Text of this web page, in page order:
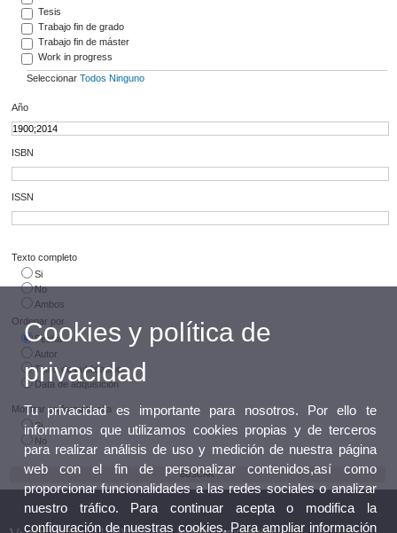
Tesis
Trabajo fin de grado
Trabajo fin de máster
Work in progress
Seleccionar Todos Ninguno
Año
ISBN
ISSN
Texto completo
Si
No
Ambos
Ordenar por
Fecha
Autor
Tipos de publicación
Data de adquisición
Mostrar en formato cita
Si
No
Cookies y política de
privacidad
Tu privacidad es importante para nosotros. Por ello te
informamos que utilizamos cookies propias y de terceros
para realizar análisis de uso y medición de nuestra página
web con el fin de personalizar contenidos,así como
proporcionar funcionalidades a las redes sociales o analizar
nuestro tráfico. Para continuar acepta o modifica la
configuración de nuestras cookies. Para ampliar información